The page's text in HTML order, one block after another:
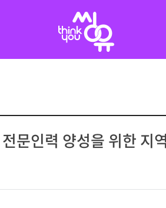
문인력 양성을 위한 지